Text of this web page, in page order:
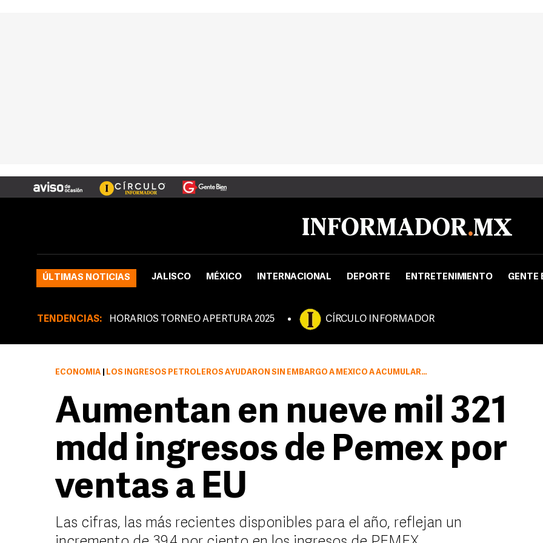
ÚLTIMAS NOTICIAS JALISCO MÉXICO INTERNACIONAL DEPORTE ENTRETENIMIENTO GENTE
TENDENCIAS: HORARIOS TORNEO APERTURA 2025 CÍRCULO INFORMADOR
ECONOMÍA LOS INGRESOS PETROLEROS AYUDARON SIN EMBARGO A MÉXICO A ACUMULAR UN SUPERÁVIT COMERCIAL SOBRE ESTADOS UNIDOS.
Aumentan en nueve mil 321
mdd ingresos de Pemex por
ventas a EU
Las cifras, las más recientes disponibles para el año, reflejan un